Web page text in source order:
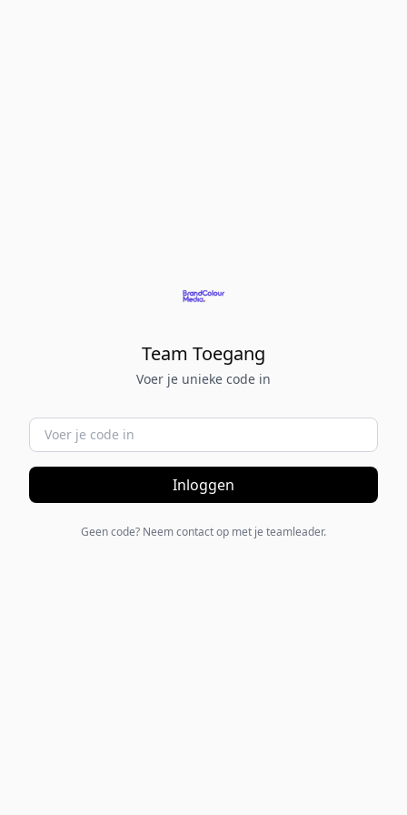
Team Toegang
Voer je unieke code in
Inloggen
Geen code? Neem contact op met je teamleader.